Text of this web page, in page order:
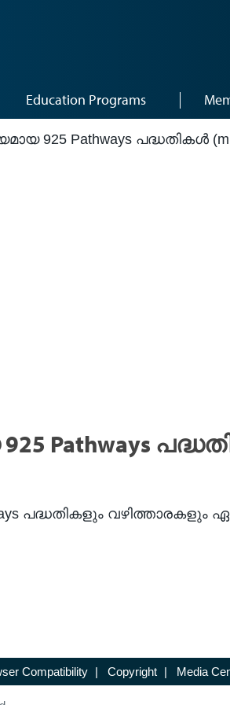
Education Programs
925 Pathways പദ്ധതികൾ
Pathways
പദ്ധതികളും വഴിത്താരകളും
Compatibility | Copyright | Media